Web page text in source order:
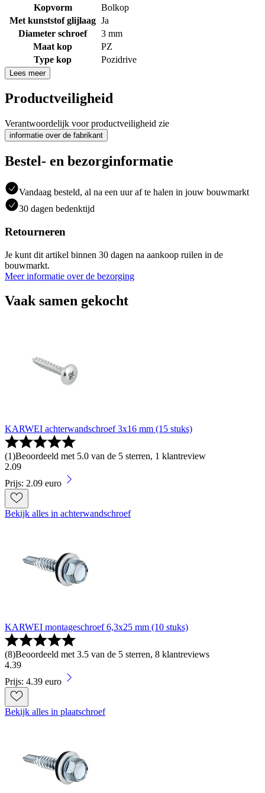
Kopvorm
Bolkop
Met kunststof glijlaag Ja
Diameter schroef
3 mm
Maat kop
PZ
Type kop
Pozidrive
Lees meer
Productveiligheid
Verantwoordelijk voor productveiligheid zie
informatie over de fabrikant
Bestel- en bezorginformatie
Vandaag besteld, al na een uur af te halen in jouw bouwmarkt
30 dagen bedenktijd
Retourneren
Je kunt dit artikel binnen 30 dagen na aankoop ruilen in de
bouwmarkt.
Meer informatie over de bezorging
Vaak samen gekocht
KARWEI achterwandschroef 3x16 mm (15 stuks)
(1)Beoordeeld met 5.0 van de 5 sterren, 1 klantreview
2.09
Prijs: 2.09 euro
Bekijk alles in achterwandschroef
KARWEI montageschroef 6,3x25 mm (10 stuks)
(8)Beoordeeld met 3.5 van de 5 sterren, 8 klantreviews
4.39
Prijs: 4.39 euro
Bekijk alles in plaatschroef